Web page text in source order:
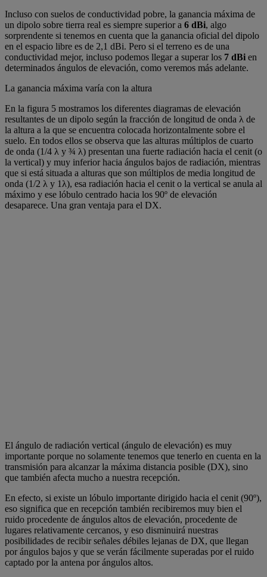
Incluso con suelos de conductividad pobre, la ganancia máxima de
un dipolo sobre tierra real es siempre superior a 6 dBi, algo
sorprendente si tenemos en cuenta que la ganancia oficial del dipolo
en el espacio libre es de 2,1 dBi. Pero si el terreno es de una
conductividad mejor, incluso podemos llegar a superar los 7 dBi en
determinados ángulos de elevación, como veremos más adelante.
La ganancia máxima varía con la altura
En la figura 5 mostramos los diferentes diagramas de elevación
resultantes de un dipolo según la fracción de longitud de onda λ de
la altura a la que se encuentra colocada horizontalmente sobre el
suelo. En todos ellos se observa que las alturas múltiplos de cuarto
de onda (1/4 λ y ¾ λ) presentan una fuerte radiación hacia el cenit (o
la vertical) y muy inferior hacia ángulos bajos de radiación, mientras
que si está situada a alturas que son múltiplos de media longitud de
onda (1/2 λ y 1λ), esa radiación hacia el cenit o la vertical se anula al
máximo y ese lóbulo centrado hacia los 90º de elevación
desaparece. Una gran ventaja para el DX.
El ángulo de radiación vertical (ángulo de elevación) es muy
importante porque no solamente tenemos que tenerlo en cuenta en la
transmisión para alcanzar la máxima distancia posible (DX), sino
que también afecta mucho a nuestra recepción.
En efecto, si existe un lóbulo importante dirigido hacia el cenit (90º),
eso significa que en recepción también recibiremos muy bien el
ruido procedente de ángulos altos de elevación, procedente de
lugares relativamente cercanos, y eso disminuirá nuestras
posibilidades de recibir señales débiles lejanas de DX, que llegan
por ángulos bajos y que se verán fácilmente superadas por el ruido
captado por la antena por ángulos altos.